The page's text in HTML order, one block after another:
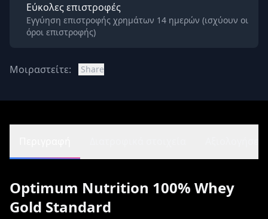
Εύκολες επιστροφές
Εγγύηση επιστροφής χρημάτων 14 ημερών (ισχύουν οι
όροι επιστροφής)
Μοιραστείτε: Share
Optimum Nutrition 100% Whey
Gold Standard